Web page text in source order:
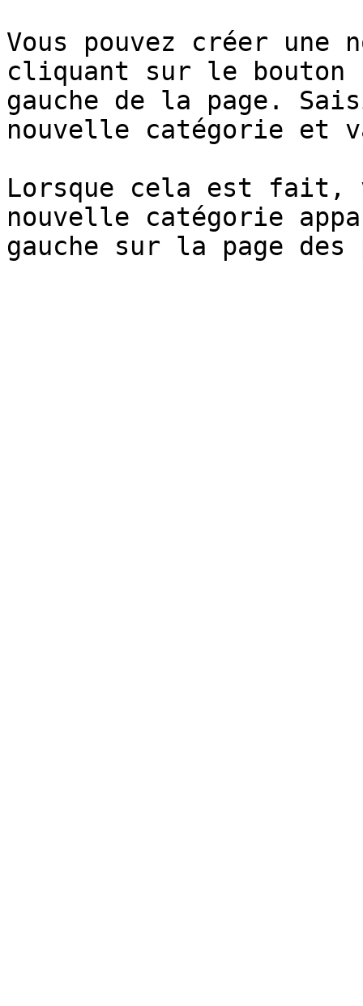
Vous pouvez créer une
cliquant sur le bouton
gauche de la page.
nouvelle catégorie et
Lorsque cela est fait,
nouvelle catégorie